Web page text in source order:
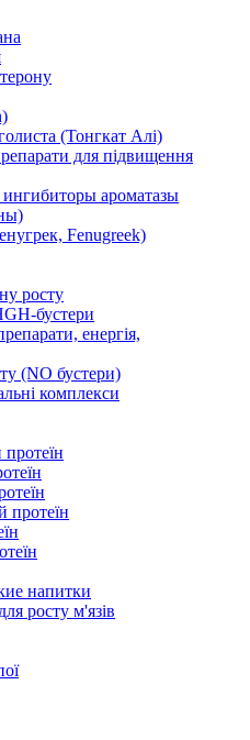
(Тонгкат Алі)
для підвищення
ароматазы
Fenugreek)
росту
бустери
енергія,
(NO бустери)
комплекси
протеїн
напитки
росту м'язів